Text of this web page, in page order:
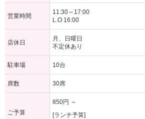
営業時間
11:30～17:00
L.O 16:00
店休日
月、日曜日
不定休あり
駐車場 10台
席数 30席
ご予算
850円 ～
[ランチ予算]